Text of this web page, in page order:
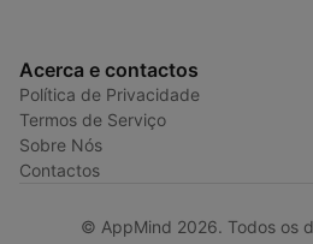
Acerca e contactos
Política de Privacidade
Termos de Serviço
Sobre Nós
Contactos
© AppMind 2026. Todos os